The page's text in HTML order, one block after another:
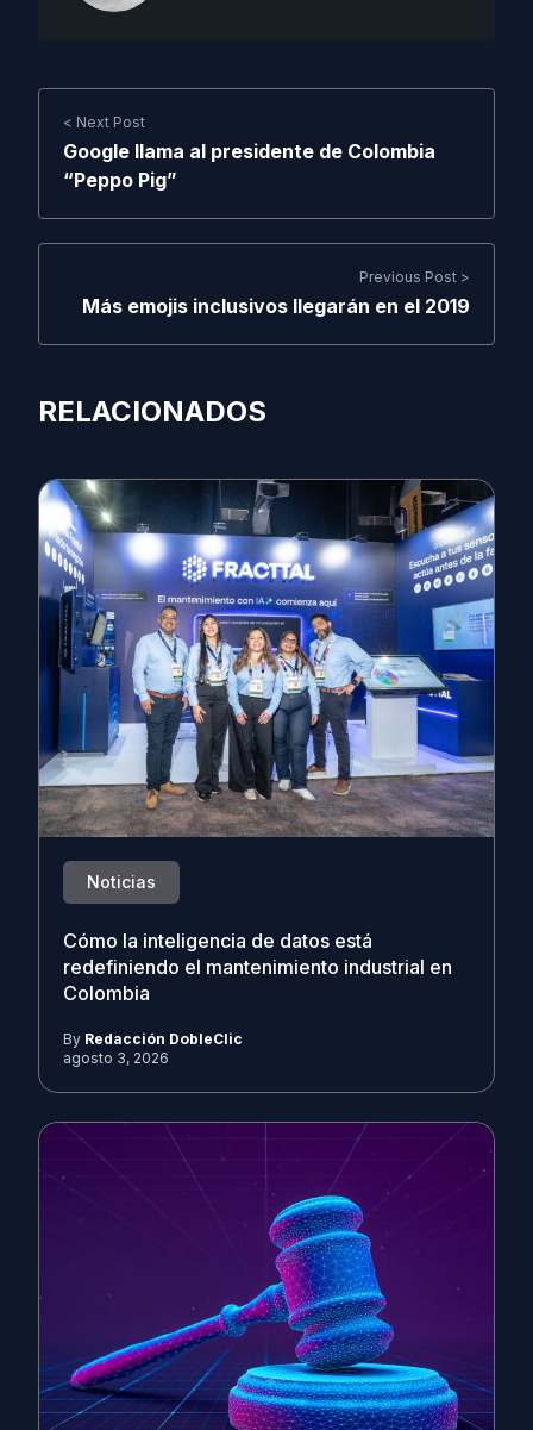
< Next Post
Google llama al presidente de Colombia
“Peppo Pig”
Previous Post >
Más emojis inclusivos llegarán en el 2019
RELACIONADOS
Noticias
Cómo la inteligencia de datos está
redefiniendo el mantenimiento industrial en
Colombia
By Redacción DobleClic
agosto 3, 2026